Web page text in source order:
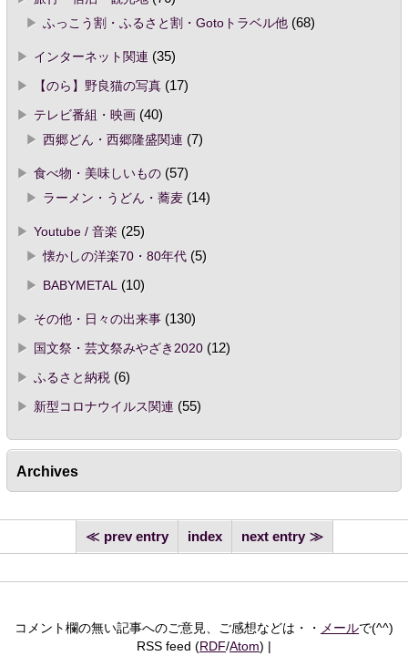
ふっこう割・ふるさと割・Gotoトラベル他(68)
インターネット関連 (35)
【のら】野良猫の写真(17)
テレビ番組・映画(40)
西郷どん・西郷隆盛関連 (7)
食べ物・美味しいもの(57)
ラーメン・うどん・蕎麦(14)
Youtube / 音楽 (25)
懐かしの洋楽70・80年代(5)
BABYMETAL
(10)
その他・日々の出来事(130)
国文祭・芸文祭みやざき2020(12)
ふるさと納税(6)
新型コロナウイルス関連 (55)
Archives
prev entry index next entry
コメント欄の無い記事へのご意見、ご感想などは・・ メールで(^^)
RSS feed (RDF/Atom)